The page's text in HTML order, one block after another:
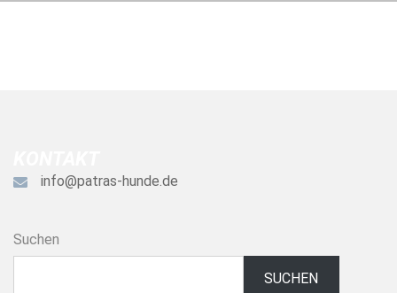
info@patras-hunde.de
Suchen
SUCHEN